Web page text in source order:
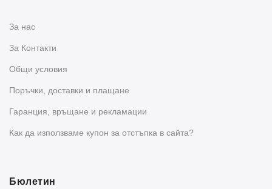
За нас
За Контакти
Общи условия
Поръчки, доставки и плащане
Гаранция, връщане и рекламации
Как да използваме купон за отстъпка в сайта?
Бюлетин